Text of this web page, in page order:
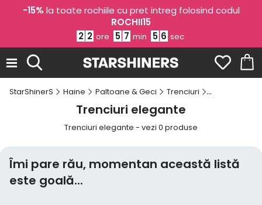
-15% la toate rochiile cu pret intreg folosind codul
ROCHII15
2 2 ore 5 7 min 5 6 sec
StarShinerS Haine Paltoane & Geci Trenciuri Trenciuri
Trenciuri elegante
Trenciuri elegante - vezi 0 produse
Îmi pare rău, momentan această listă
este goală...